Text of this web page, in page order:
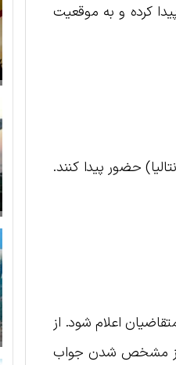
کرده و به موقعیت
حضور پیدا کنند.
به متقاضیان اعلام شود. از
از مشخص شدن جواب